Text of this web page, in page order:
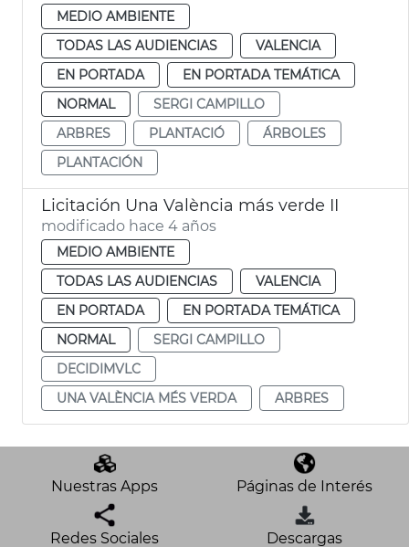
MEDIO AMBIENTE
TODAS LAS AUDIENCIAS
VALENCIA
EN PORTADA
EN PORTADA TEMÁTICA
NORMAL
SERGI CAMPILLO
ARBRES
PLANTACIÓ
ÁRBOLES
PLANTACIÓN
Licitación Una València más verde II
modificado hace 4 años
MEDIO AMBIENTE
TODAS LAS AUDIENCIAS
VALENCIA
EN PORTADA
EN PORTADA TEMÁTICA
NORMAL
SERGI CAMPILLO
DECIDIMVLC
UNA VALÈNCIA MÉS VERDA
ARBRES
Nuestras Apps Páginas de Interés
Redes Sociales Descargas